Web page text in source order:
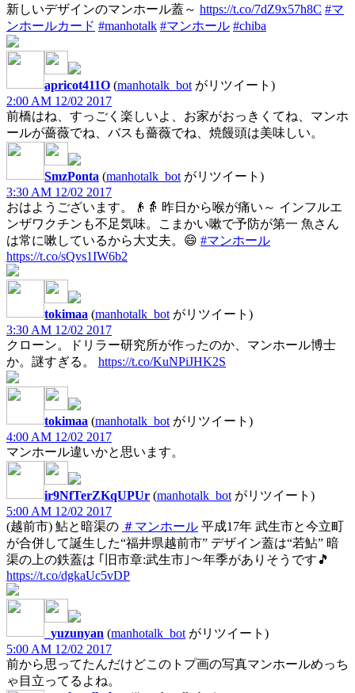
新しいデザインのマンホール蓋～ https://t.co/7dZ9x57h8C #マ
ンホールカード #manhotalk #マンホール #chiba
apricot411O (manhotalk_bot がリツイート)
2:00 AM 12/02 2017
前橋はね、すっごく楽しいよ、お家がおっきくてね、マンホ
ールが薔薇でね、バスも薔薇でね、焼饅頭は美味しい。
SmzPonta (manhotalk_bot がリツイート)
3:30 AM 12/02 2017
おはようございます。👴👵 昨日から喉が痛い～ インフルエ
ンザワクチンも不足気味。こまかい嗽で予防が第一 魚さん
は常に嗽しているから大丈夫。😄 #マンホール
https://t.co/sQvs1IW6b2
tokimaa (manhotalk_bot がリツイート)
3:30 AM 12/02 2017
クローン。ドリラー研究所が作ったのか、マンホール博士
か。謎すぎる。 https://t.co/KuNPiJHK2S
tokimaa (manhotalk_bot がリツイート)
4:00 AM 12/02 2017
マンホール違いかと思います。
ir9NfTerZKqUPUr (manhotalk_bot がリツイート)
5:00 AM 12/02 2017
(越前市) 鮎と暗渠の ＃マンホール 平成17年 武生市と今立町
が合併して誕生した“福井県越前市” デザイン蓋は“若鮎” 暗
渠の上の鉄蓋は ｢旧市章:武生市｣～年季がありそうです🎵
https://t.co/dgkaUc5vDP
_yuzunyan (manhotalk_bot がリツイート)
5:00 AM 12/02 2017
前から思ってたんだけどこのトプ画の写真マンホールめっち
ゃ目立ってるよね。